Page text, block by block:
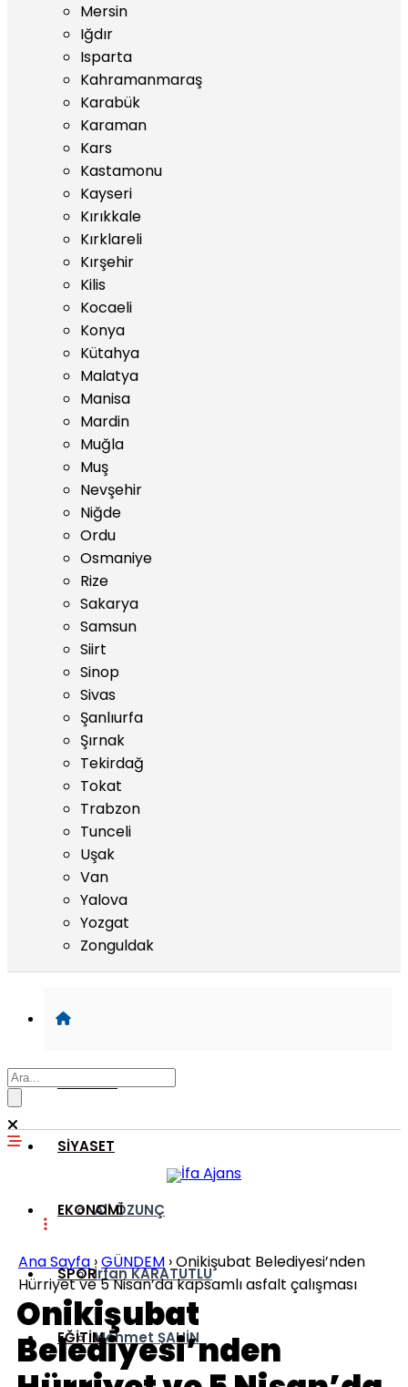
Mersin
Iğdır
Isparta
Kahramanmaraş
Karabük
Karaman
Kars
Kastamonu
Kayseri
Kırıkkale
Kırklareli
Kırşehir
Kilis
Kocaeli
Konya
Kütahya
Malatya
Manisa
Mardin
Muğla
Muş
Nevşehir
Niğde
Ordu
Osmaniye
Rize
Sakarya
Samsun
Siirt
Sinop
Sivas
Şanlıurfa
Şırnak
Tekirdağ
Tokat
Trabzon
Tunceli
Uşak
Van
Yalova
Yozgat
Zonguldak
GÜNDEM
SİYASET
Ali ÖZUNÇ
İrfan KARATUTLU
Mehmet ŞAHİN
EKONOMİ
SPOR
EĞİTİM
Ana Sayfa ›GÜNDEM ›Onikişubat Belediyesi’nden
Hürriyet ve 5 Nisan’da kapsamlı asfalt çalışması
Onikişubat
Belediyesi’nden